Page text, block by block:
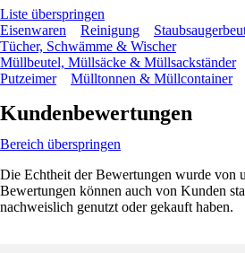
Liste überspringen
Eisenwaren
Reinigung
Tücher, Schwämme & Wischer
Müllbeutel, Müllsäcke & Müllsackständer
Putzeimer
Mülltonnen & Müllcontainer
Kundenbewertungen
Bereich überspringen
Die Echtheit der Bewertungen wurde von
Bewertungen können auch von Kunden
nachweislich genutzt oder gekauft haben.